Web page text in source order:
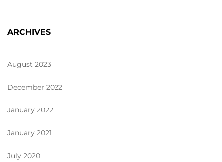
ARCHIVES
August 2023
December 2022
January 2022
January 2021
July 2020